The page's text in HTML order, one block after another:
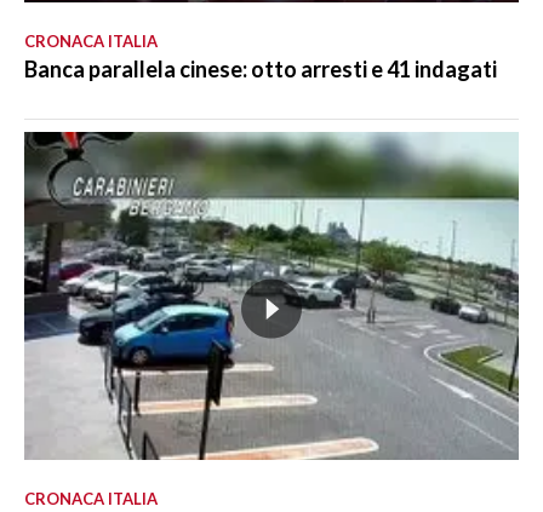
CRONACA ITALIA
Banca parallela cinese: otto arresti e 41 indagati
CRONACA ITALIA